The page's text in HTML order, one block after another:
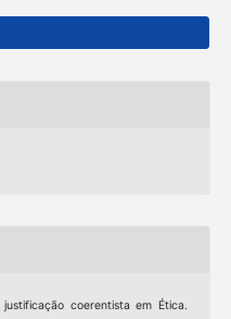
coerentista em Ética.